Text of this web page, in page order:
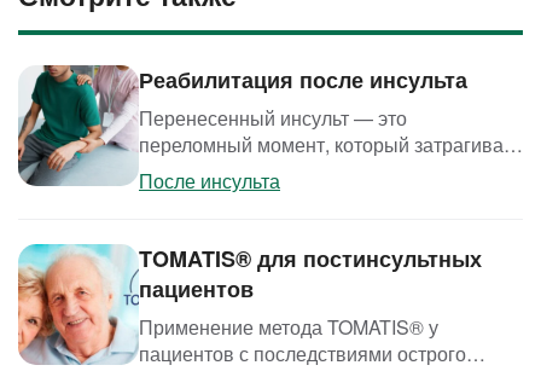
Реабилитация после инсульта
Перенесенный инсульт — это
переломный момент, который затрагивает
все сферы жизни человека и его близких.
Современная медицина доказывает:
сложных случаях. Главное — выбрать
правильный подход к лечению. Первые
месяцы после стабилизации состояния —
наиболее благоприятный период ...
После инсульта
TOMATIS® для постинсультных
пациентов
Применение метода TOMATIS® у
пациентов с последствиями острого